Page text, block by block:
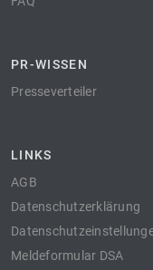
PR-WISSEN
Presseverteiler
LINKS
AGB
Datenschutzerklärung
Meldeformular DSA